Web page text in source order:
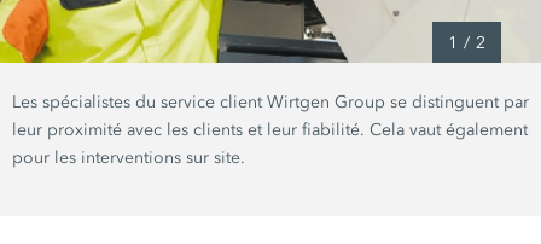
1 / 2
Les spécialistes du service client Wirtgen Group se distinguent par
leur proximité avec les clients et leur fiabilité. Cela vaut également
pour les interventions sur site.